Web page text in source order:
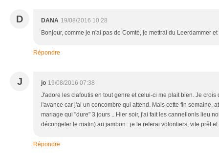
D DANA 19/08/2016 10:28
Bonjour, comme je n'ai pas de Comté, je mettrai du Leerdammer
Répondre
J jo 19/08/2016 07:38
J'adore les clafoutis en tout genre et celui-ci me plait bien. Je crois
l'avance car j'ai un concombre qui attend. Mais cette fin semaine,
mariage qui "dure" 3 jours .. Hier soir, j'ai fait les cannellonis lieu
décongeler le matin) au jambon : je le referai volontiers, vite prêt
Répondre